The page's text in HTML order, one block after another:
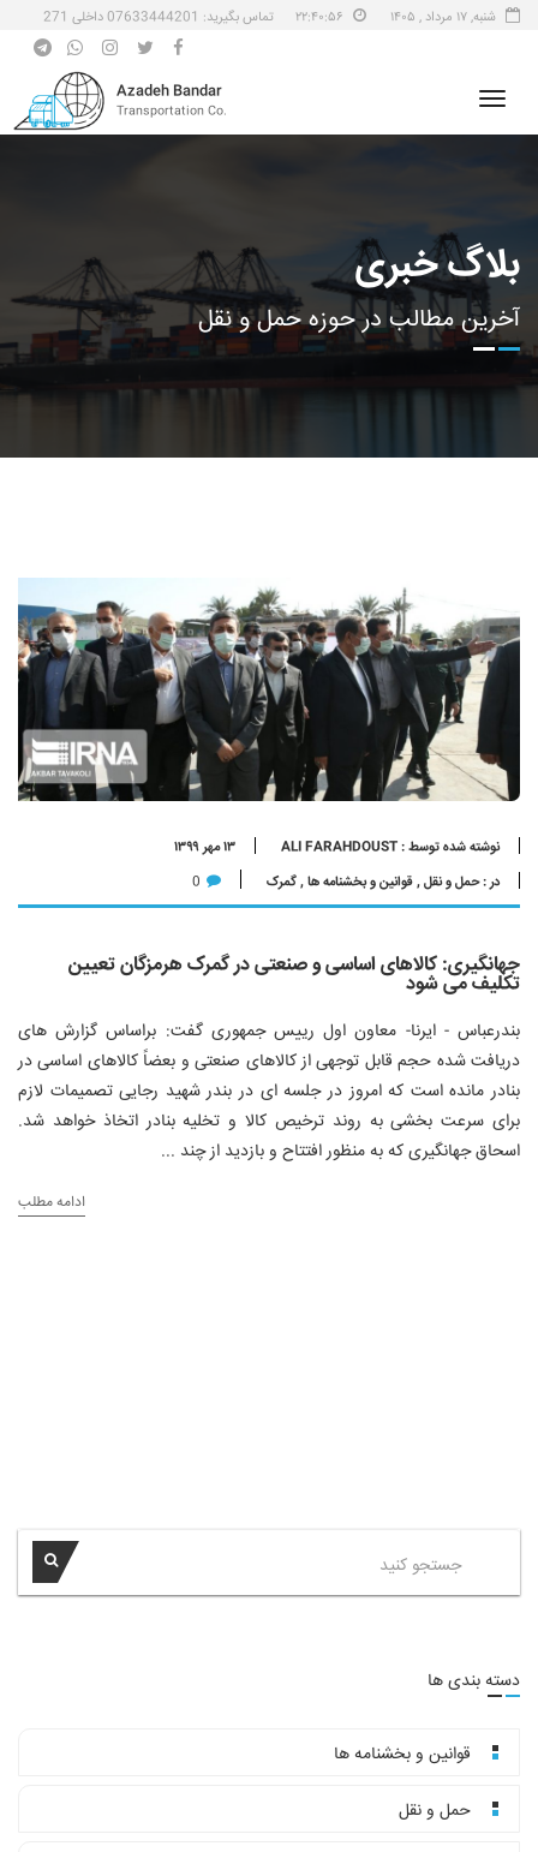
شنبه, ۱۷ مرداد , ۱۴۰۵ تماس بگیرید: 07633444201 داخلی 271
Azadeh Bandar
Transportation Co.
بلاگ خبری
آخرين مطالب در حوزه حمل و نقل
نوشته شده توسط : ALI FARAHDOUST
۱۳ مهر ۱۳۹۹
در :حمل و نقل,قوانین و بخشنامه ها,گمرک 0
جهانگیری: کالاهای اساسی و صنعتی در گمرک هرمزگان تعیین
تکلیف می شود
بندرعباس - ایرنا- معاون اول رییس جمهوری گفت: براساس گزارش های
دریافت شده حجم قابل توجهی از کالاهای صنعتی و بعضاً کالاهای اساسی در
بنادر مانده است که امروز در جلسه ای در بندر شهید رجایی تصمیمات لازم
برای سرعت بخشی به روند ترخیص کالا و تخلیه بنادر اتخاذ خواهد شد.
اسحاق جهانگیری که به منظور افتتاح و بازدید از چند ...
ادامه مطلب
دسته بندی ها
قوانین و بخشنامه ها
حمل و نقل